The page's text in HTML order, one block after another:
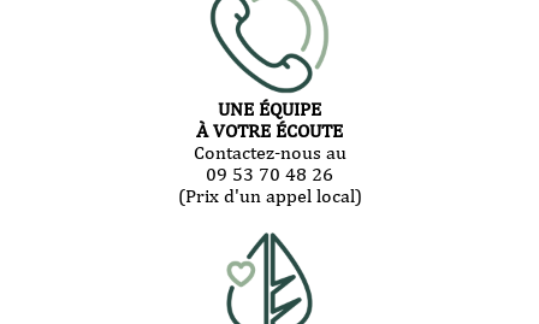
UNE ÉQUIPE
À VOTRE ÉCOUTE
Contactez-nous au
09 53 70 48 26
(Prix d'un appel local)